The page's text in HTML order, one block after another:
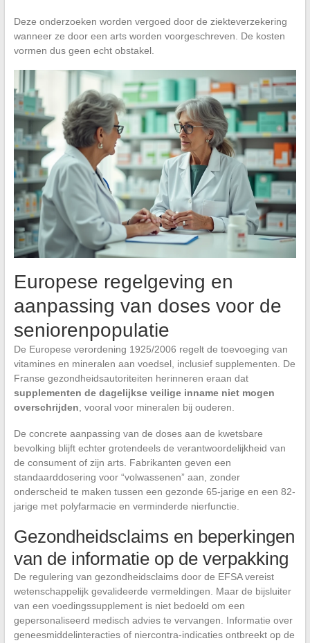
Deze onderzoeken worden vergoed door de ziekteverzekering
wanneer ze door een arts worden voorgeschreven. De kosten
vormen dus geen echt obstakel.
Europese regelgeving en
aanpassing van doses voor de
seniorenpopulatie
De Europese verordening 1925/2006 regelt de toevoeging van
vitamines en mineralen aan voedsel, inclusief supplementen. De
Franse gezondheidsautoriteiten herinneren eraan dat
supplementen de dagelijkse veilige inname niet mogen
overschrijden, vooral voor mineralen bij ouderen.
De concrete aanpassing van de doses aan de kwetsbare
bevolking blijft echter grotendeels de verantwoordelijkheid van
de consument of zijn arts. Fabrikanten geven een
standaarddosering voor “volwassenen” aan, zonder
onderscheid te maken tussen een gezonde 65-jarige en een 82-
jarige met polyfarmacie en verminderde nierfunctie.
Gezondheidsclaims en beperkingen
van de informatie op de verpakking
De regulering van gezondheidsclaims door de EFSA vereist
wetenschappelijk gevalideerde vermeldingen. Maar de bijsluiter
van een voedingssupplement is niet bedoeld om een
gepersonaliseerd medisch advies te vervangen. Informatie over
geneesmiddelinteracties of niercontra-indicaties ontbreekt op de